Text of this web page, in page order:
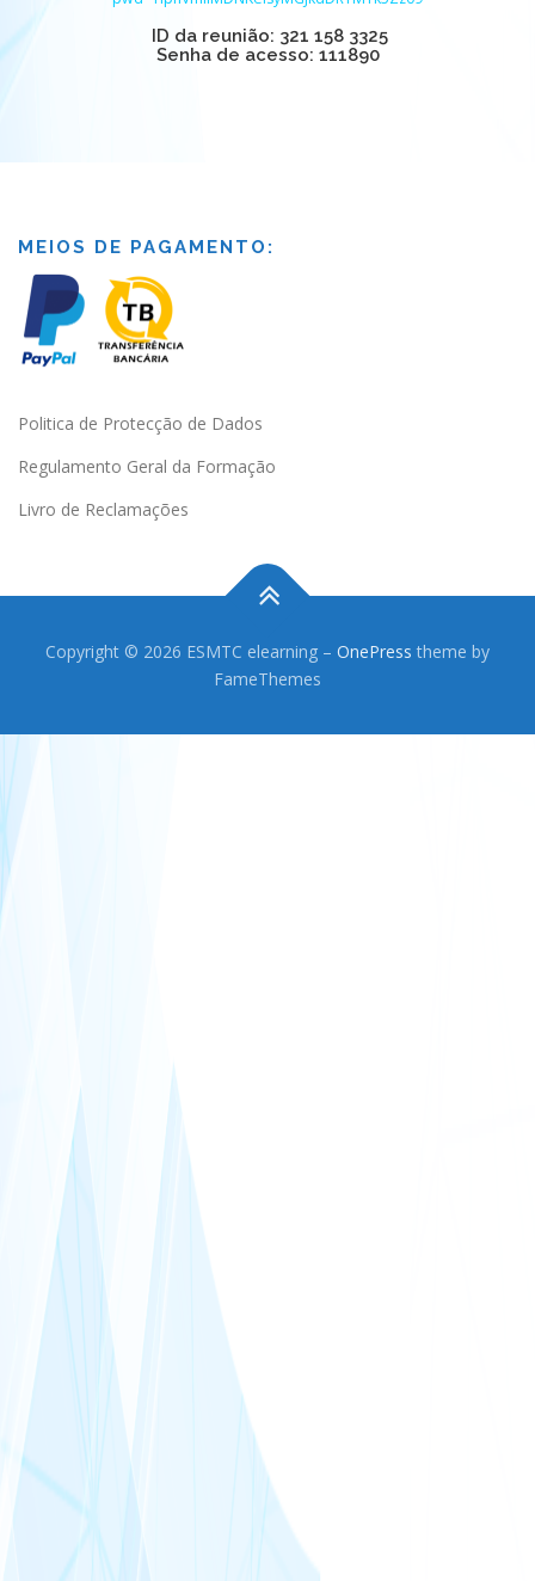
ID da reunião: 321 158 3325
Senha de acesso: 111890
MEIOS DE PAGAMENTO:
Politica de Protecção de Dados
Regulamento Geral da Formação
Livro de Reclamações
Copyright © 2026 ESMTC elearning – OnePress theme by
FameThemes